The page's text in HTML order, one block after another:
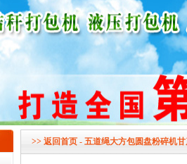
>> 返回首页 - 五道绳大方包圆盘粉碎机